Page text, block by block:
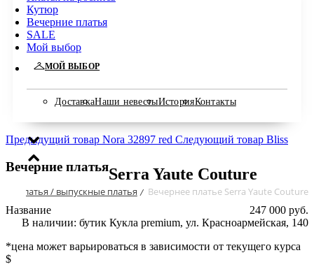
Кутюр
Вечерние платья
SALE
Мой выбор
МОЙ ВЫБОР
ДоставкаНаши невестыИсторияКонтакты
Предыдущий товар Nora 32897 red Следующий товар Bliss
Вечерние платья
платья / выпускные платья / Вечернее платье Serra Yaute Couture
Serra Yaute Couture
247 000 руб.
В наличии: бутик Кукла premium, ул. Красноармейская, 140
*цена может варьироваться в зависимости от текущего курса
$
Название